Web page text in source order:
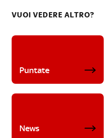
VUOI VEDERE ALTRO?
Puntate
News